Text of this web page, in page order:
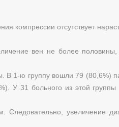
компрессии отсутствует
вен не более половины,
В 1-ю группу вошли 79 (80,6%)
У 31 больного из этой
увеличение